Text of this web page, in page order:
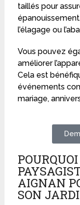
taillés pour
l’élagage ou
Vous pouvez
améliorer
Cela est
événements
mariage,
AIGNAN
SON